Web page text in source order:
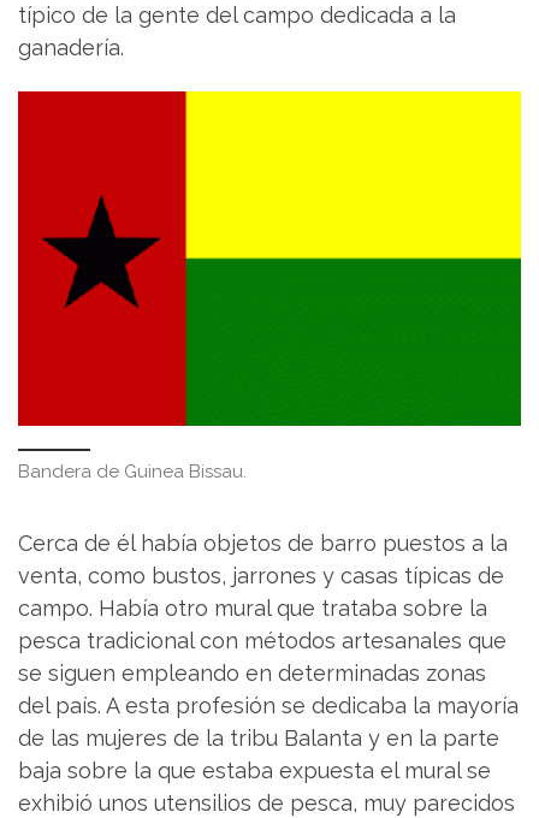
típico de la gente del campo dedicada a la
ganadería.
Bandera de Guinea Bissau.
Cerca de él había objetos de barro puestos a la
venta, como bustos, jarrones y casas típicas de
campo. Había otro mural que trataba sobre la
pesca tradicional con métodos artesanales que
se siguen empleando en determinadas zonas
del país. A esta profesión se dedicaba la mayoría
de las mujeres de la tribu Balanta y en la parte
baja sobre la que estaba expuesta el mural se
exhibió unos utensilios de pesca, muy parecidos